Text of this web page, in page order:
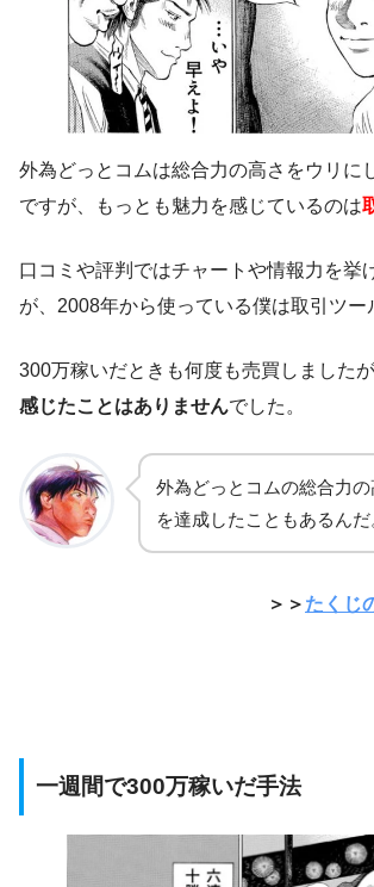
外為どっとコムは総合力の高さをウリに
ですが、もっとも魅力を感じているのは
口コミや評判ではチャートや情報力を挙
が、2008年から使っている僕は取引ツー
300万稼いだときも何度も売買しましたが
感じたことはありませんでした。
外為どっとコムの総合力
を達成したこともあるんだ
＞＞ たくじ
一週間で300万稼いだ手法